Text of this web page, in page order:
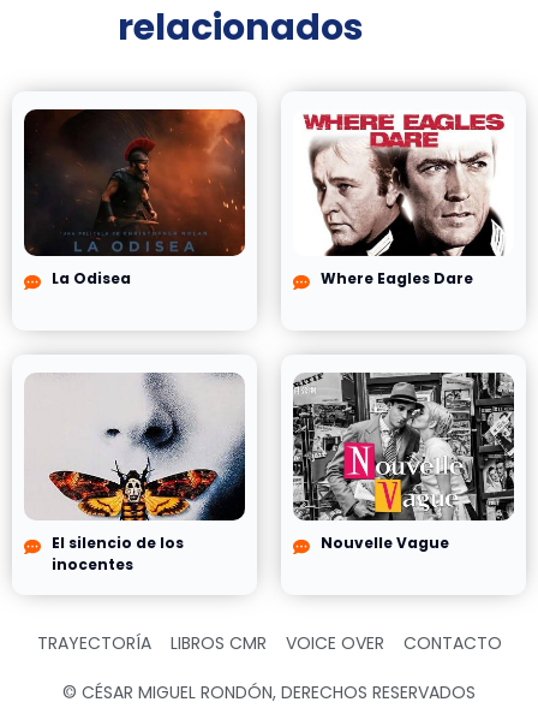
relacionados
La Odisea Where Eagles Dare
El silencio de los
inocentes
Nouvelle Vague
TRAYECTORÍA LIBROS CMR VOICE OVER CONTACTO
© CÉSAR MIGUEL RONDÓN, DERECHOS RESERVADOS